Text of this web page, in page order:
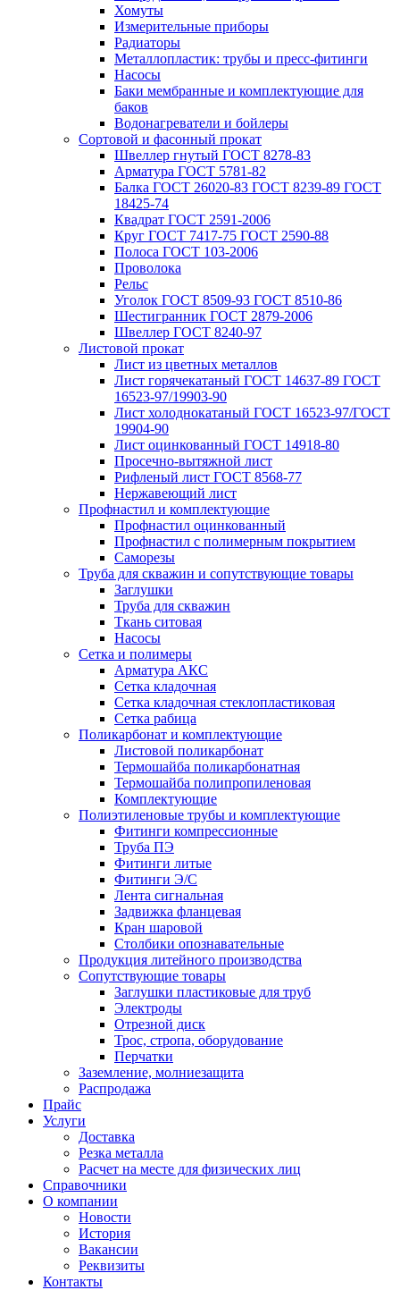
Хомуты
Измерительные приборы
Радиаторы
Металлопластик: трубы и пресс-фитинги
Насосы
Баки мембранные и комплектующие для
баков
Водонагреватели и бойлеры
Сортовой и фасонный прокат
Швеллер гнутый ГОСТ 8278-83
Арматура ГОСТ 5781-82
Балка ГОСТ 26020-83 ГОСТ 8239-89 ГОСТ
18425-74
Квадрат ГОСТ 2591-2006
Круг ГОСТ 7417-75 ГОСТ 2590-88
Полоса ГОСТ 103-2006
Проволока
Рельс
Уголок ГОСТ 8509-93 ГОСТ 8510-86
Шестигранник ГОСТ 2879-2006
Швеллер ГОСТ 8240-97
Листовой прокат
Лист из цветных металлов
Лист горячекатаный ГОСТ 14637-89 ГОСТ
16523-97/19903-90
Лист холоднокатаный ГОСТ 16523-97/ГОСТ
19904-90
Лист оцинкованный ГОСТ 14918-80
Просечно-вытяжной лист
Рифленый лист ГОСТ 8568-77
Нержавеющий лист
Профнастил и комплектующие
Профнастил оцинкованный
Профнастил с полимерным покрытием
Саморезы
Труба для скважин и сопутствующие товары
Заглушки
Труба для скважин
Ткань ситовая
Насосы
Сетка и полимеры
Арматура АКС
Сетка кладочная
Сетка кладочная стеклопластиковая
Сетка рабица
Поликарбонат и комплектующие
Листовой поликарбонат
Термошайба поликарбонатная
Термошайба полипропиленовая
Комплектующие
Полиэтиленовые трубы и комплектующие
Фитинги компрессионные
Труба ПЭ
Фитинги литые
Фитинги Э/С
Лента сигнальная
Задвижка фланцевая
Кран шаровой
Столбики опознавательные
Продукция литейного производства
Сопутствующие товары
Заглушки пластиковые для труб
Электроды
Отрезной диск
Трос, стропа, оборудование
Перчатки
Заземление, молниезащита
Распродажа
Прайс
Услуги
Доставка
Резка металла
Расчет на месте для физических лиц
Справочники
О компании
Новости
История
Вакансии
Реквизиты
Контакты